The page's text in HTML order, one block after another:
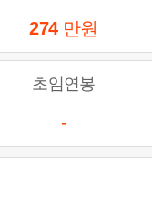
274 만원
초임연봉
-